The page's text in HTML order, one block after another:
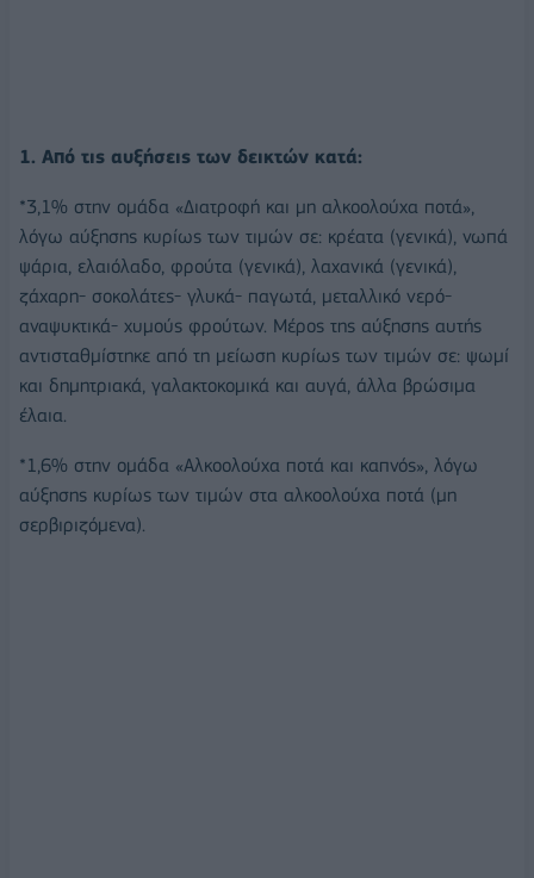
1. Από τις αυξήσεις των δεικτών κατά:
*3,1% στην ομάδα «Διατροφή και μη αλκοολούχα ποτά»,
λόγω αύξησης κυρίως των τιμών σε: κρέατα (γενικά), νωπά
ψάρια, ελαιόλαδο, φρούτα (γενικά), λαχανικά (γενικά),
ζάχαρη- σοκολάτες- γλυκά- παγωτά, μεταλλικό νερό-
αναψυκτικά- χυμούς φρούτων. Μέρος της αύξησης αυτής
αντισταθμίστηκε από τη μείωση κυρίως των τιμών σε: ψωμί
και δημητριακά, γαλακτοκομικά και αυγά, άλλα βρώσιμα
έλαια.
*1,6% στην ομάδα «Αλκοολούχα ποτά και καπνός», λόγω
αύξησης κυρίως των τιμών στα αλκοολούχα ποτά (μη
σερβιριζόμενα).